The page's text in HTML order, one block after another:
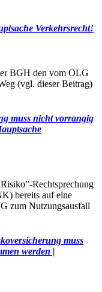
Verkehrsrecht!
BGH den vom OLG
(vgl. dieser Beitrag)
muss nicht vorrangig
Rechtsprechung
bereits auf eine
zum Nutzungsausfall
muss
werden |